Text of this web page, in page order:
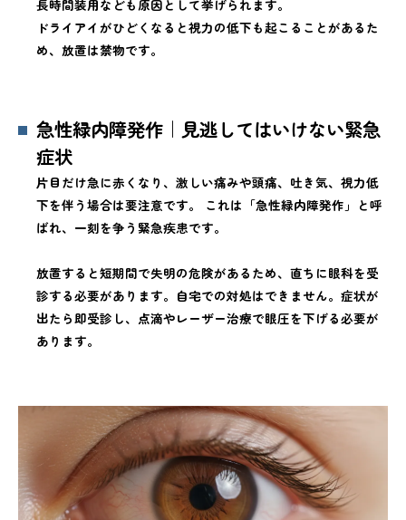
長時間装用なども原因として挙げられます。
ドライアイがひどくなると視力の低下も起こることがあるた
め、放置は禁物です。
急性緑内障発作｜見逃してはいけない緊急
症状
片目だけ急に赤くなり、激しい痛みや頭痛、吐き気、視力低
下を伴う場合は要注意です。 これは「急性緑内障発作」と呼
ばれ、一刻を争う緊急疾患です。
放置すると短期間で失明の危険があるため、直ちに眼科を受
診する必要があります。自宅での対処はできません。症状が
出たら即受診し、点滴やレーザー治療で眼圧を下げる必要が
あります。